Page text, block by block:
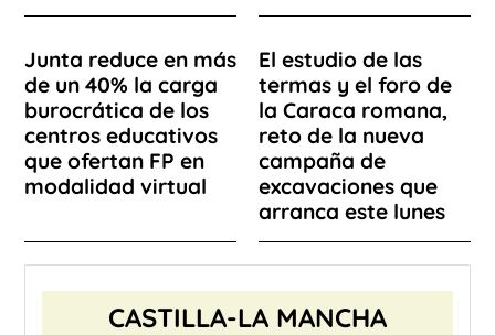
Junta reduce en más
de un 40% la carga
burocrática de los
centros educativos
que ofertan FP en
modalidad virtual
El estudio de las
termas y el foro de
la Caraca romana,
reto de la nueva
campaña de
excavaciones que
arranca este lunes
CASTILLA-LA MANCHA